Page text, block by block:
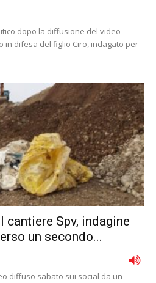
dopo la diffusione del video
in difesa del figlio Ciro, indagato per
Spv, indagine
un secondo...
diffuso sabato sui social da un